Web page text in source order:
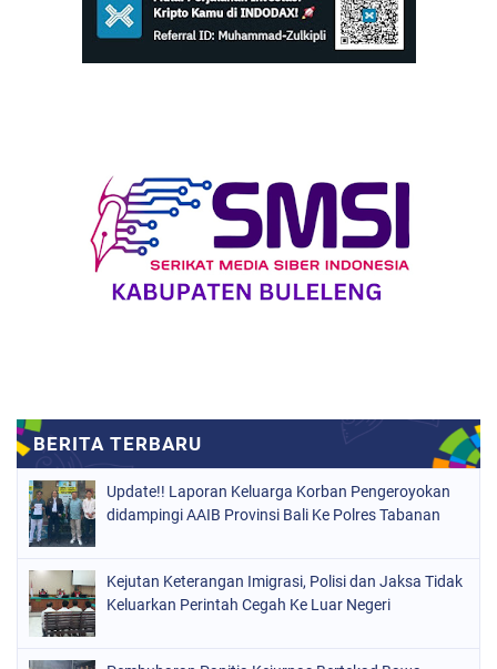
Update!! Laporan Keluarga Korban Pengeroyokan
didampingi AAIB Provinsi Bali Ke Polres Tabanan
Kejutan Keterangan Imigrasi, Polisi dan Jaksa Tidak
Keluarkan Perintah Cegah Ke Luar Negeri